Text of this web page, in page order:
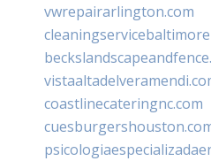
vwrepairarlington.com
coastlinecateringnc.com